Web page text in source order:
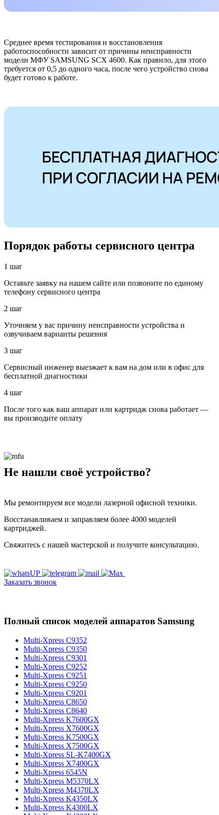
Среднее время тестирования и восстановления
работоспособности зависит от причины неисправности
модели МФУ SAMSUNG SCX 4600. Как правило, для этого
требуется от 0,5 до одного часа, после чего устройство снова
будет готово к работе.
Порядок работы сервисного центра
1 шаг
Оставьте заявку на нашем сайте или позвоните по единому
телефону сервисного центра
2 шаг
Уточняем у вас причину неисправности устройства и
озвучиваем варианты решения
3 шаг
Сервисный инженер выезжает к вам на дом или в офис для
бесплатной диагностики
4 шаг
После того как ваш аппарат или картридж снова работает —
вы производите оплату
Не нашли своё устройство?
Мы ремонтируем все модели лазерной офисной техники.
Восстанавливаем и заправляем более 4000 моделей
картриджей.
Свяжитесь с нашей мастерской и получите консультацию.
Заказать звонок
Полный список моделей аппаратов Samsung
Multi-Xpress C9352
Multi-Xpress C9350
Multi-Xpress C9301
Multi-Xpress C9252
Multi-Xpress C9251
Multi-Xpress C9250
Multi-Xpress C9201
Multi-Xpress C8650
Multi-Xpress C8640
Multi-Xpress K7600GX
Multi-Xpress X7600GX
Multi-Xpress K7500GX
Multi-Xpress X7500GX
Multi-Xpress SL-K7400GX
Multi-Xpress X7400GX
Multi-Xpress 6545N
Multi-Xpress M5370LX
Multi-Xpress M4370LX
Multi-Xpress K4350LX
Multi-Xpress K4300LX